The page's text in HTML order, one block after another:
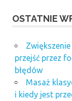
OSTATNIE
przejść przez
błędów
Masaż
i kiedy jest